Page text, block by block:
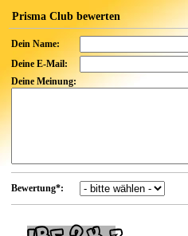
Prisma Club bewerten
Dein Name:
Deine E-Mail:
Deine Meinung:
Bewertung*: